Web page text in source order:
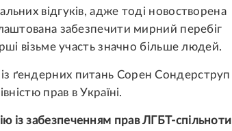
відгуків, адже тоді новостворена
забезпечити мирний перебіг
візьме участь значно більше людей.
ґендерних питань Сорен Сондерструп
прав в Україні.
із забезпеченням прав ЛГБТ-спільноти